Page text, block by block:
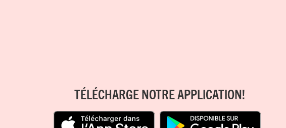
TÉLÉCHARGE NOTRE APPLICATION!